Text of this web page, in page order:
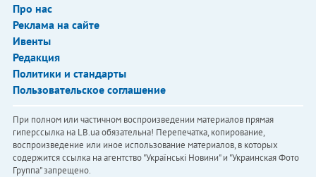
Про нас
Реклама на сайте
Ивенты
Редакция
Политики и стандарты
Пользовательское соглашение
При полном или частичном воспроизведении материалов прямая
гиперссылка на LB.ua обязательна! Перепечатка, копирование,
воспроизведение или иное использование материалов, в которых
содержится ссылка на агентство "Українськi Новини" и "Украинская Фото
Группа" запрещено.